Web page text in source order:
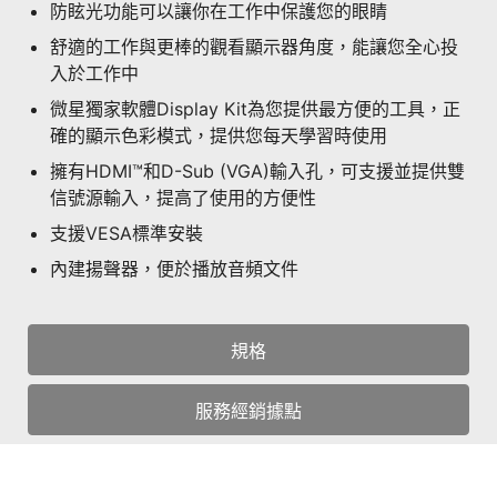
防眩光功能可以讓你在工作中保護您的眼睛
舒適的工作與更棒的觀看顯示器角度，能讓您全心投
入於工作中
微星獨家軟體Display Kit為您提供最方便的工具，正
確的顯示色彩模式，提供您每天學習時使用
擁有HDMI™和D-Sub (VGA)輸入孔，可支援並提供雙
信號源輸入，提高了使用的方便性
支援VESA標準安裝
內建揚聲器，便於播放音頻文件
規格
服務經銷據點